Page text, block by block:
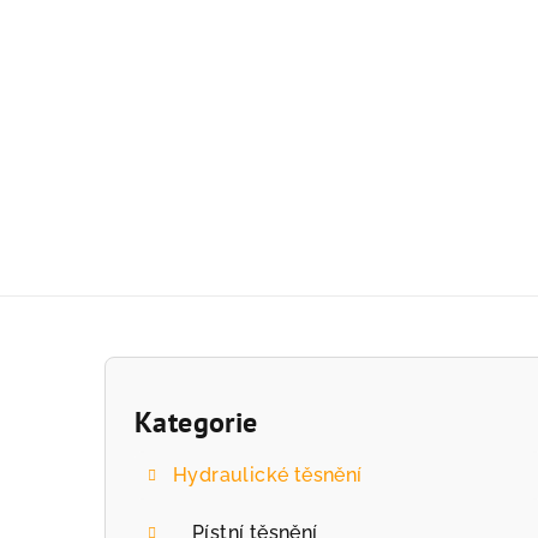
P
Přeskočit
Kategorie
Hydraulické těsnění
Pístní těsnění